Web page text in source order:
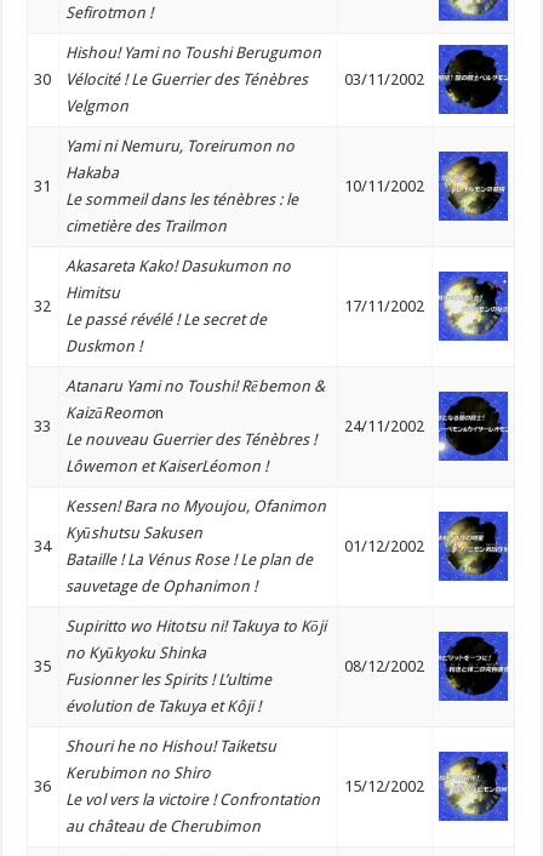
Sefirotmon !
30
Hishou! Yami no Toushi Berugumon
Vélocité ! Le Guerrier des Ténèbres
Velgmon
03/11/2002
31
Yami ni Nemuru, Toreirumon no
Hakaba
Le sommeil dans les ténèbres : le
cimetière des Trailmon
10/11/2002
32
Akasareta Kako! Dasukumon no
Himitsu
Le passé révélé ! Le secret de
Duskmon !
17/11/2002
33
Atanaru Yami no Toushi! Rēbemon &
KaizāReomon
Le nouveau Guerrier des Ténèbres !
Lôwemon et KaiserLéomon !
24/11/2002
34
Kessen! Bara no Myoujou, Ofanimon
Kyūshutsu Sakusen
Bataille ! La Vénus Rose ! Le plan de
sauvetage de Ophanimon !
01/12/2002
35
Supiritto wo Hitotsu ni! Takuya to Kōji
no Kyūkyoku Shinka
Fusionner les Spirits ! L’ultime
évolution de Takuya et Kôji !
08/12/2002
36
Shouri he no Hishou! Taiketsu
Kerubimon no Shiro
Le vol vers la victoire ! Confrontation
au château de Cherubimon
15/12/2002